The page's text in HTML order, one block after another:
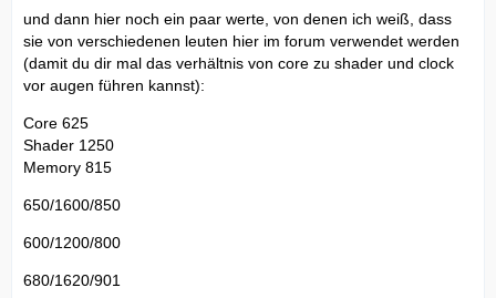
und dann hier noch ein paar werte, von denen ich weiß, dass
sie von verschiedenen leuten hier im forum verwendet werden
(damit du dir mal das verhältnis von core zu shader und clock
vor augen führen kannst):
Core 625
Shader 1250
Memory 815
650/1600/850
600/1200/800
680/1620/901